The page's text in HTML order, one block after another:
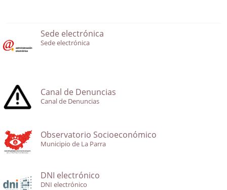
Sede electrónica
Sede electrónica
Canal de Denuncias
Canal de Denuncias
Observatorio Socioeconómico
Municipio de La Parra
DNI electrónico
DNI electrónico